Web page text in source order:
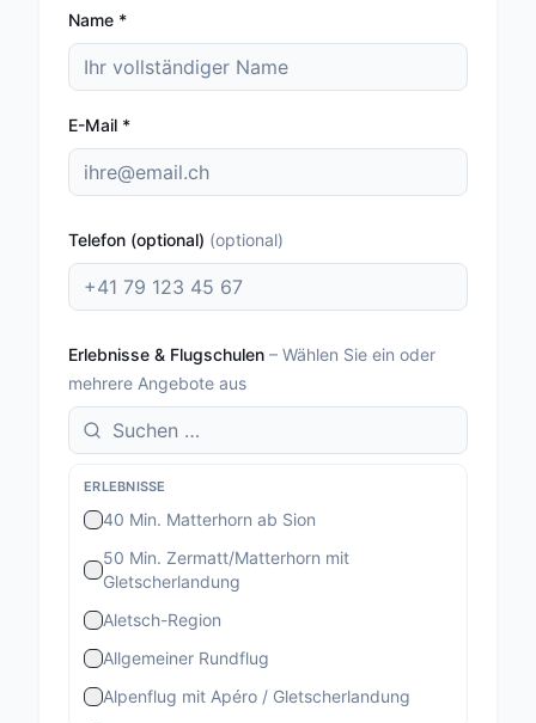
Name *
E-Mail *
Telefon (optional) (optional)
Erlebnisse & Flugschulen – Wählen Sie ein oder
mehrere Angebote aus
ERLEBNISSE
40 Min. Matterhorn ab Sion
50 Min. Zermatt/Matterhorn mit
Gletscherlandung
Aletsch-Region
Allgemeiner Rundflug
Alpenflug mit Apéro / Gletscherlandung